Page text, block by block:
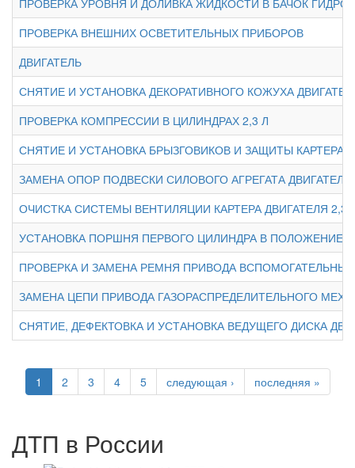
ПРОВЕРКА ВНЕШНИХ ОСВЕТИТЕЛЬНЫХ ПРИБОРОВ
ДВИГАТЕЛЬ
СНЯТИЕ И УСТАНОВКА ДЕКОРАТИВНОГО КОЖУХА
ПРОВЕРКА КОМПРЕССИИ В ЦИЛИНДРАХ 2,3 Л
СНЯТИЕ И УСТАНОВКА БРЫЗГОВИКОВ И ЗАЩИТЫ КАРТЕРА
ЗАМЕНА ОПОР ПОДВЕСКИ СИЛОВОГО АГРЕГАТА ДВИГАТЕЛЯ
ОЧИСТКА СИСТЕМЫ ВЕНТИЛЯЦИИ КАРТЕРА ДВИГАТЕЛЯ 2,3
УСТАНОВКА ПОРШНЯ ПЕРВОГО ЦИЛИНДРА В ПОЛОЖЕНИЕ
ПРОВЕРКА И ЗАМЕНА РЕМНЯ ПРИВОДА ВСПОМОГАТЕЛЬНЫХ
ЗАМЕНА ЦЕПИ ПРИВОДА ГАЗОРАСПРЕДЕЛИТЕЛЬНОГО
СНЯТИЕ, ДЕФЕКТОВКА И УСТАНОВКА ВЕДУЩЕГО ДИСКА
1 2 3 4 5 следующая › последняя »
ДТП в России